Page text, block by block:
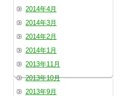
2014年4月
2014年3月
2014年2月
2014年1月
2013年11月
2013年10月
2013年9月